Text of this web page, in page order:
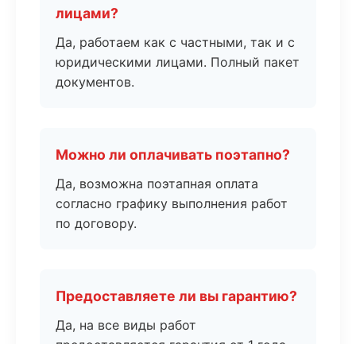
лицами?
Да, работаем как с частными, так и с
юридическими лицами. Полный пакет
документов.
Можно ли оплачивать поэтапно?
Да, возможна поэтапная оплата
согласно графику выполнения работ
по договору.
Предоставляете ли вы гарантию?
Да, на все виды работ